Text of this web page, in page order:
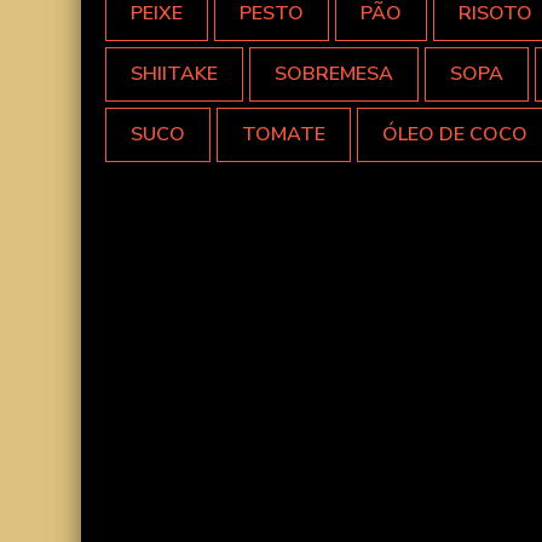
PEIXE PESTO PÃO RISOTO
SHIITAKE SOBREMESA SOPA
SUCO TOMATE ÓLEO DE COCO